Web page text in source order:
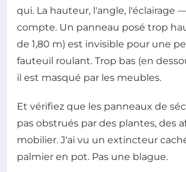
qui. La hauteur, l'angle, l'éclairage
compte. Un panneau posé trop
de 1,80 m) est invisible pour une
fauteuil roulant. Trop bas (en
il est masqué par les meubles.
Et vérifiez que les panneaux de
pas obstrués par des plantes, des
mobilier. J'ai vu un extincteur
palmier en pot. Pas une blague.